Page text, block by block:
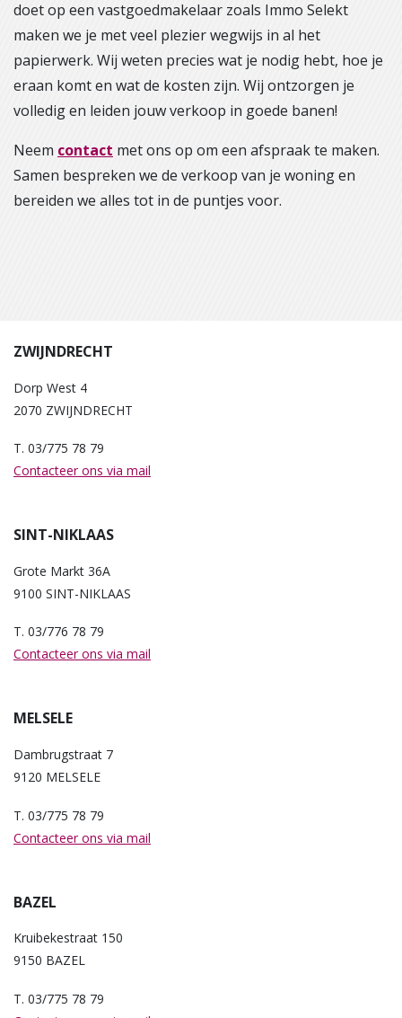
doet op een vastgoedmakelaar zoals Immo Selekt
maken we je met veel plezier wegwijs in al het
papierwerk. Wij weten precies wat je nodig hebt, hoe je
eraan komt en wat de kosten zijn. Wij ontzorgen je
volledig en leiden jouw verkoop in goede banen!
Neem contact met ons op om een afspraak te maken.
Samen bespreken we de verkoop van je woning en
bereiden we alles tot in de puntjes voor.
ZWIJNDRECHT
Dorp West 4
2070 ZWIJNDRECHT
T. 03/775 78 79
Contacteer ons via mail
SINT-NIKLAAS
Grote Markt 36A
9100 SINT-NIKLAAS
T. 03/776 78 79
Contacteer ons via mail
MELSELE
Dambrugstraat 7
9120 MELSELE
T. 03/775 78 79
Contacteer ons via mail
BAZEL
Kruibekestraat 150
9150 BAZEL
T. 03/775 78 79